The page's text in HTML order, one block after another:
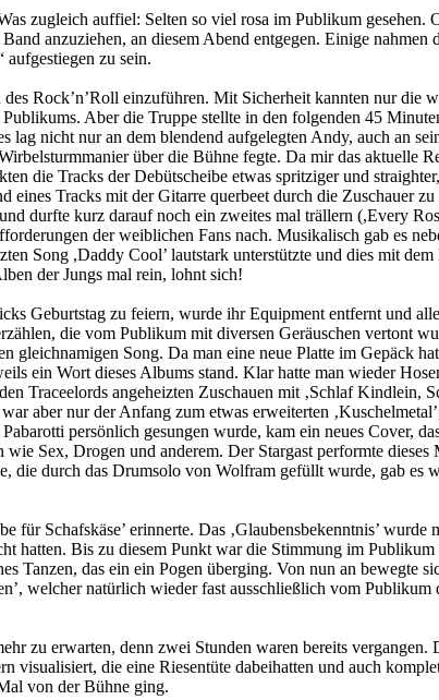
zugleich auffiel: Selten so viel rosa im Publikum
anzuziehen, an diesem Abend entgegen. Einige nahmen
zu sein.
Rock’n’Roll einzuführen. Mit Sicherheit kannten nur die
Aber die Truppe stellte in den folgenden 45
nicht nur an dem blendend aufgelegten Andy, auch an
über die Bühne fegte. Da mir das aktuelle
die Tracks der Debütscheibe etwas spritziger und
Tracks mit der Gitarre querbeet durch die Zuschauer
durfte kurz darauf noch ein zweites mal trällern (,Every
der weiblichen Fans nach. Musikalisch gab es
Song ,Daddy Cool’ lautstark unterstützte und dies mit
der Jungs mal rein, lohnt sich!
Geburtstag zu feiern, wurde ihr Equipment entfernt und
die vom Publikum mit diversen Geräuschen vertont
gleichnamigen Song. Da man eine neue Platte im Gepäck
ein Wort dieses Albums stand. Klar hatte man wieder
Traceelords angeheizten Zuschauen mit ‚Schlaf Kindlein,
aber nur der Anfang zum etwas erweiterten
persönlich gesungen wurde, kam ein neues Cover,
Sex, Drogen und anderem. Der Stargast performte
durch das Drumsolo von Wolfram gefüllt wurde, gab es
für Schafskäse’ erinnerte. Das ‚Glaubensbekenntnis’
hatten. Bis zu diesem Punkt war die Stimmung im
Tanzen, das ein ein Pogen überging. Von nun an bewegte
welcher natürlich wieder fast ausschließlich vom
zu erwarten, denn zwei Stunden waren bereits vergangen.
die eine Riesentüte dabeihatten und auch
von der Bühne ging.